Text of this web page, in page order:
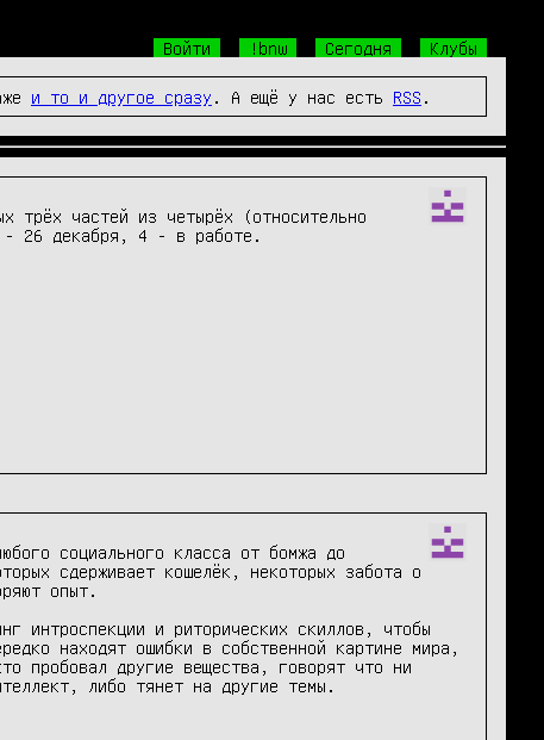
Войти !bnw Сегодня Клубы
и то и другое сразу . А ещё у нас есть RSS
трёх частей из четырёх (относительно
- 26 декабря, 4 - в работе.
социального класса от бомжа до
сдерживает кошелёк, некоторых забота о
опыт.
интроспекции и риторических скиллов, чтобы
находят ошибки в собственной картине мира,
пробовал другие вещества, говорят что ни
либо тянет на другие темы.